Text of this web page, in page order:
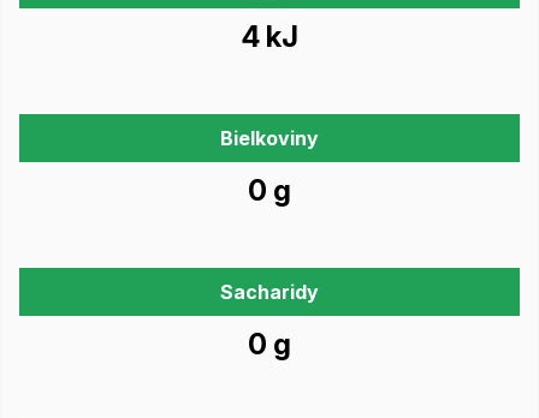
4 kJ
Bielkoviny
0 g
Sacharidy
0 g